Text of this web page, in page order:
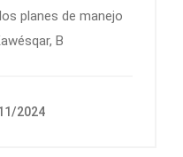
planes de manejo
B
2024